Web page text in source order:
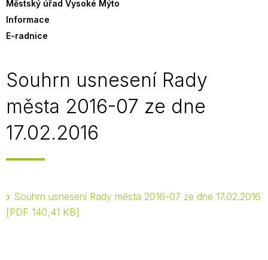
Městský úřad Vysoké Mýto
Informace
E-radnice
Souhrn usnesení Rady
města 2016-07 ze dne
17.02.2016
Souhrn usnesení Rady města 2016-07 ze dne 17.02.2016
PDF 140,41 KB